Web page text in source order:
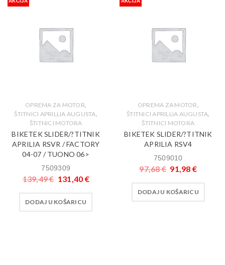
OPREMA ZA MOTOR,
ŠTITNICI APRILLIA AUGUSTA,
ŠTITNICI MOTORA
BIKETEK SLIDER/?TITNIK
APRILIA RSVR / FACTORY
04-07 / TUONO 06>
7509309
139,49€ 131,40 €
DODAJ U KOŠARICU
OPREMA ZA MOTOR,
ŠTITNICI APRILLIA AUGUSTA,
ŠTITNICI MOTORA
BIKETEK SLIDER/?TITNIK
APRILIA RSV4
7509010
97,68€ 91,98 €
DODAJ U KOŠARICU